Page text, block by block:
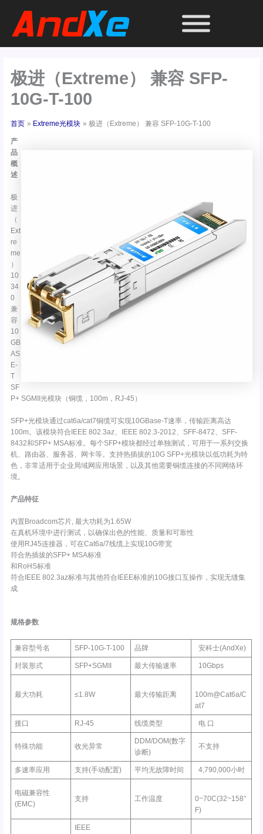
极进（Extreme） 兼容 SFP-
10G-T-100
首页 Extreme光模块 极进（Extreme） 兼容 SFP-10G-T-100
产
品
概
述
极
进
（
Ext
re
me
）
10
34
0
兼
容
10
GB
AS
E-
T
SF
P+ SGMII光模块（铜缆，100m，RJ-45）
SFP+光模块通过cat6a/cat7铜缆可实现10GBase-T速率，传输距离高达
100m。该模块符合IEEE 802.3az、IEEE 802.3-2012、SFF-8472、SFF-
8432和SFP+ MSA标准。每个SFP+模块都经过单独测试，可用于一系列交换
机、路由器、服务器、网卡等。支持热插拔的10G SFP+光模块以低功耗为特
色，非常适用于企业局域网应用场景，以及其他需要铜缆连接的不同网络环
境。
产品特征
内置Broadcom芯片, 最大功耗为1.65W
在真机环境中进行测试，以确保出色的性能、质量和可靠性
使用RJ45连接器，可在Cat6a/7线缆上实现10G带宽
符合热插拔的SFP+ MSA标准
和RoHS标准
符合IEEE 802.3az标准与其他符合IEEE标准的10G接口互操作，实现无缝集
成
规格参数
兼容型号名 SFP-10G-T-100 品牌 安科士(AndXe)
封装形式 SFP+SGMII 最大传输速率 10Gbps
最大功耗 ≤1.8W 最大传输距离
100m@Cat6a/C
at7
接口 RJ-45 线缆类型 电 口
特殊功能 收光异常
DDM/DOM(数字
诊断)
不支持
多速率应用 支持(手动配置) 平均无故障时间 4,790,000小时
电磁兼容性
(EMC)
支持 工作温度
0~70C(32~158°
F)
IEEE